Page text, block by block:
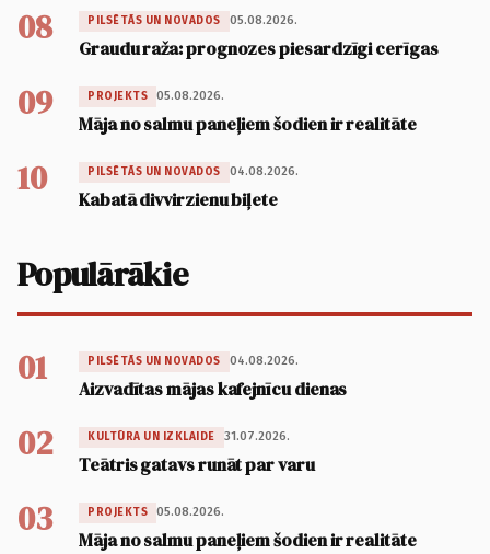
08 PILSĒTĀS UN NOVADOS 05.08.2026.
Graudu raža: prognozes piesardzīgi cerīgas
09 PROJEKTS 05.08.2026.
Māja no salmu paneļiem šodien ir realitāte
10 PILSĒTĀS UN NOVADOS 04.08.2026.
Kabatā divvirzienu biļete
Populārākie
01 PILSĒTĀS UN NOVADOS 04.08.2026.
Aizvadītas mājas kafejnīcu dienas
02 KULTŪRA UN IZKLAIDE 31.07.2026.
Teātris gatavs runāt par varu
03 PROJEKTS 05.08.2026.
Māja no salmu paneļiem šodien ir realitāte